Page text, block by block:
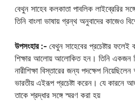
বেথুন সাহেব কলকাতা পাবলিক লাইব্রেরির
তিনি বাংলা ভাষায় গ্রন্থ অনুবাদের কাজেও
উপসংহার :- বেথুন সাহেবের প্রচেষ্টার ফলেই
শিক্ষার আলোয় আলোকিত হন। তিনি একজন
নারীশিক্ষা বিস্তারের জন্য পদক্ষেপ
ভারতীয় এইরূপ প্রচেষ্টা করেন। যে কারনে
তাকে শ্রদ্ধার সঙ্গে স্মরণ করা হয়